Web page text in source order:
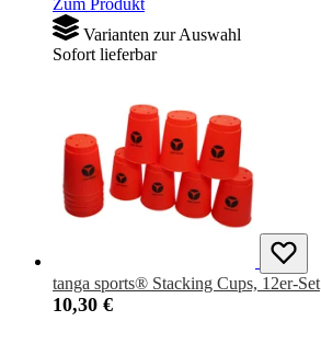
Zum Produkt
Varianten zur Auswahl
Sofort lieferbar
tanga sports® Stacking Cups, 12er-Set
10,30 €